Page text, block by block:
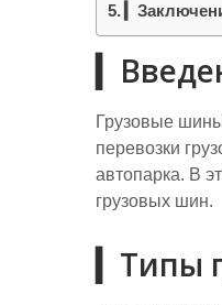
Грузовые
перевозки
автопарка. В
грузовых шин.
▎Типы